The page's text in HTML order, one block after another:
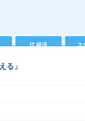
IT 経済 ス
る」